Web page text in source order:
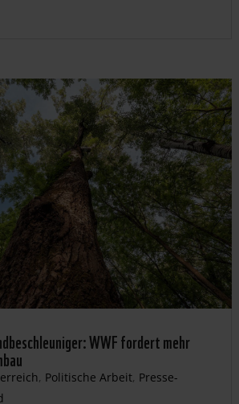
WWF fordert mehr
, Politische Arbeit, Presse-